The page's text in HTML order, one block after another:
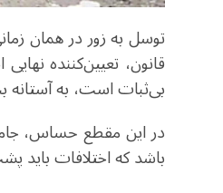
توسل به زور در همان
قانون، تعیین‌کننده
بی‌ثبات است، به آستانه
در این مقطع حساس،
باشد که اختلافات باید